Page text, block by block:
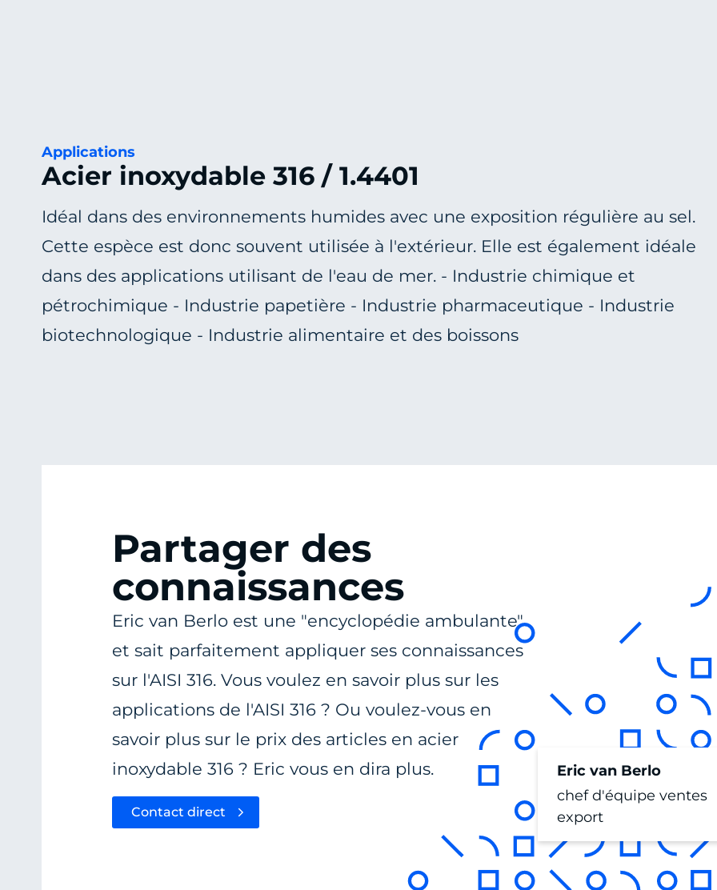
Applications
Acier inoxydable 316 / 1.4401
Idéal dans des environnements humides avec une exposition régulière au sel.
Cette espèce est donc souvent utilisée à l'extérieur. Elle est également idéale
dans des applications utilisant de l'eau de mer. - Industrie chimique et
pétrochimique - Industrie papetière - Industrie pharmaceutique - Industrie
biotechnologique - Industrie alimentaire et des boissons
Partager des
connaissances
Eric van Berlo est une "encyclopédie ambulante"
et sait parfaitement appliquer ses connaissances
sur l'AISI 316. Vous voulez en savoir plus sur les
applications de l'AISI 316 ? Ou voulez-vous en
savoir plus sur le prix des articles en acier
inoxydable 316 ? Eric vous en dira plus.
Contact direct
Eric van Berlo
chef d'équipe ventes
export